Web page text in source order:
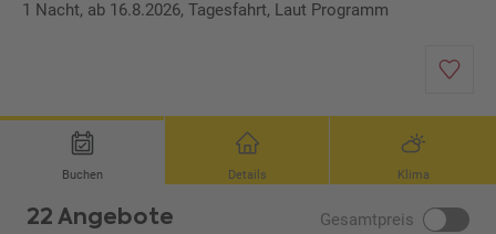
1 Nacht, ab 16.8.2026, Tagesfahrt, Laut Programm
Buchen Details Klima
22 Angebote Gesamtpreis